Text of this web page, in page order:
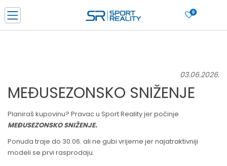
0
BESPLATNA ISPORUKA u BIH za sve kupovine u vrijednosti preko 99 KM
CLICK & COLLECT Platite karticom online i preuzmite u prodavnici po vašem
SAZNAJTE VIŠE
03.06.2026.
MEĐUSEZONSKO SNIŽENJE
Planiraš kupovinu? Pravac u Sport Reality jer počinje
MEĐUSEZONSKO SNIŽENJE.
Ponuda traje do 30.06. ali ne gubi vrijeme jer najatraktivniji
modeli se prvi rasprodaju.